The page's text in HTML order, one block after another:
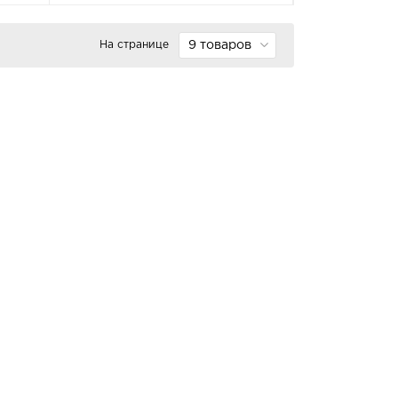
На странице 9 товаров